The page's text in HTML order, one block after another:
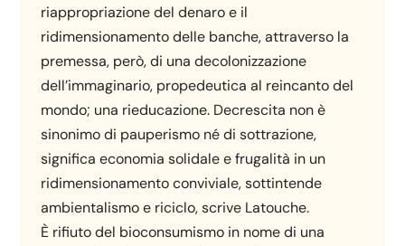
riappropriazione del denaro e il
ridimensionamento delle banche, attraverso la
premessa, però, di una decolonizzazione
dell’immaginario, propedeutica al reincanto del
mondo; una rieducazione. Decrescita non è
sinonimo di pauperismo né di sottrazione,
significa economia solidale e frugalità in un
ridimensionamento conviviale, sottintende
ambientalismo e riciclo, scrive Latouche.
È rifiuto del bioconsumismo in nome di una